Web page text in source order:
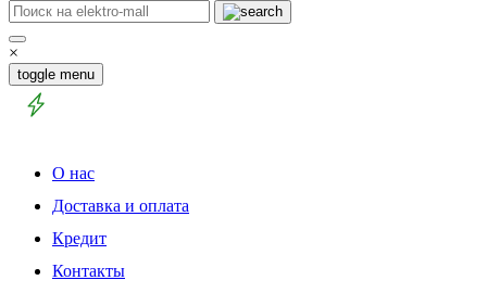
×
toggle menu
О нас
Доставка и оплата
Кредит
Контакты